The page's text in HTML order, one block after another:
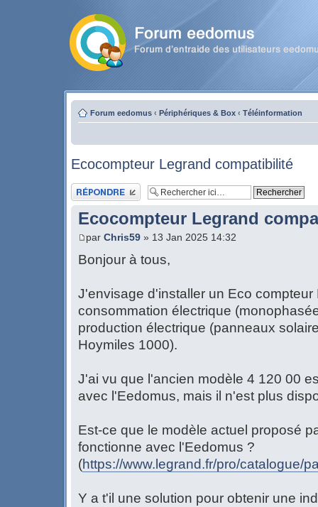
Forum eedomus ‹ Périphériques & Box ‹ Téléinformation
Ecocompteur Legrand compatibilité
Publier une réponse
Ecocompteur Legrand
par Chris59 » 13 Jan 2025 14:32
Bonjour à tous,
J'envisage d'installer un Eco
consommation électrique
production électrique (panneaux
Hoymiles 1000).
J'ai vu que l'ancien modèle 4 120 00
avec l'Eedomus, mais il n'est plus
Est-ce que le modèle actuel proposé
fonctionne avec l'Eedomus ?
(https://www.legrand.fr/pro/catalogue/
Y a t'il une solution pour obtenir une